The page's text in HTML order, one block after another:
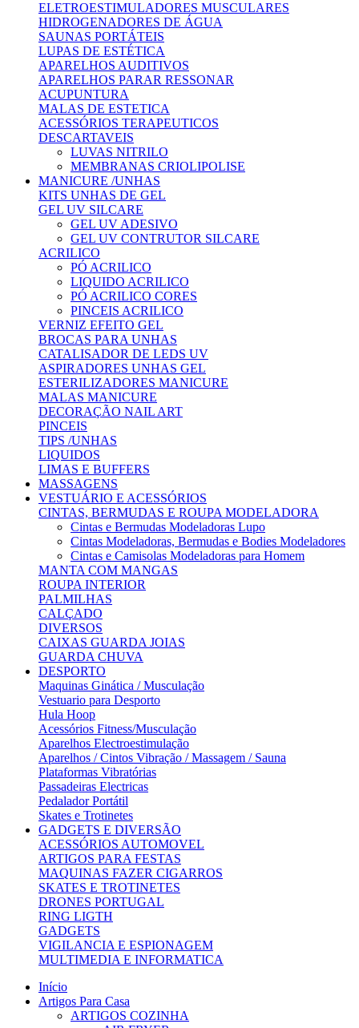
ELETROESTIMULADORES MUSCULARES
HIDROGENADORES DE ÁGUA
SAUNAS PORTÁTEIS
LUPAS DE ESTÉTICA
APARELHOS AUDITIVOS
APARELHOS PARAR RESSONAR
ACUPUNTURA
MALAS DE ESTETICA
ACESSÓRIOS TERAPEUTICOS
DESCARTAVEIS
LUVAS NITRILO
MEMBRANAS CRIOLIPOLISE
MANICURE /UNHAS
KITS UNHAS DE GEL
GEL UV SILCARE
GEL UV ADESIVO
GEL UV CONTRUTOR SILCARE
ACRILICO
PÓ ACRILICO
LIQUIDO ACRILICO
PÓ ACRILICO CORES
PINCEIS ACRILICO
VERNIZ EFEITO GEL
BROCAS PARA UNHAS
CATALISADOR DE LEDS UV
ASPIRADORES UNHAS GEL
ESTERILIZADORES MANICURE
MALAS MANICURE
DECORAÇÃO NAIL ART
PINCEIS
TIPS /UNHAS
LIQUIDOS
LIMAS E BUFFERS
MASSAGENS
VESTUÁRIO E ACESSÓRIOS
CINTAS, BERMUDAS E ROUPA MODELADORA
Cintas e Bermudas Modeladoras Lupo
Cintas Modeladoras, Bermudas e Bodies Modeladores
Cintas e Camisolas Modeladoras para Homem
MANTA COM MANGAS
ROUPA INTERIOR
PALMILHAS
CALÇADO
DIVERSOS
CAIXAS GUARDA JOIAS
GUARDA CHUVA
DESPORTO
Maquinas Ginática / Musculação
Vestuario para Desporto
Hula Hoop
Acessórios Fitness/Musculação
Aparelhos Electroestimulação
Aparelhos / Cintos Vibração / Massagem / Sauna
Plataformas Vibratórias
Passadeiras Electricas
Pedalador Portátil
Skates e Trotinetes
GADGETS E DIVERSÃO
ACESSÓRIOS AUTOMOVEL
ARTIGOS PARA FESTAS
MAQUINAS FAZER CIGARROS
SKATES E TROTINETES
DRONES PORTUGAL
RING LIGTH
GADGETS
VIGILANCIA E ESPIONAGEM
MULTIMEDIA E INFORMATICA
Início
Artigos Para Casa
ARTIGOS COZINHA